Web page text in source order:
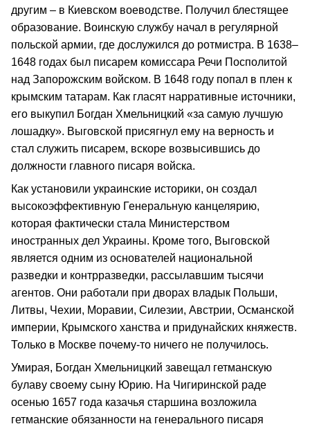
другим – в Киевском воеводстве. Получил блестящее
образование. Воинскую службу начал в регулярной
польской армии, где дослужился до ротмистра. В 1638–
1648 годах был писарем комиссара Речи Посполитой
над Запорожским войском. В 1648 году попал в плен к
крымским татарам. Как гласят нарративные источники,
его выкупил Богдан Хмельницкий «за самую лучшую
лошадку». Выговской присягнул ему на верность и
стал служить писарем, вскоре возвысившись до
должности главного писаря войска.
Как установили украинские историки, он создал
высокоэффективную Генеральную канцелярию,
которая фактически стала Министерством
иностранных дел Украины. Кроме того, Выговской
является одним из основателей национальной
разведки и контрразведки, рассылавшим тысячи
агентов. Они работали при дворах владык Польши,
Литвы, Чехии, Моравии, Силезии, Австрии, Османской
империи, Крымского ханства и придунайских княжеств.
Только в Москве почему-то ничего не получилось.
Умирая, Богдан Хмельницкий завещал гетманскую
булаву своему сыну Юрию. На Чигиринской раде
осенью 1657 года казачья старшина возложила
гетманские обязанности на генерального писаря